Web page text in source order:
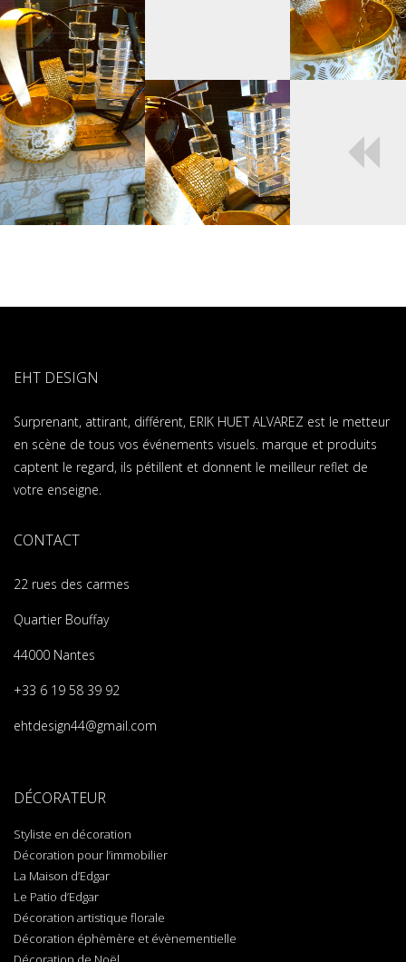
EHT DESIGN
Surprenant, attirant, différent, ERIK HUET ALVAREZ est le metteur
en scène de tous vos événements visuels. marque et produits
captent le regard, ils pétillent et donnent le meilleur reflet de
votre enseigne.
CONTACT
22 rues des carmes
Quartier Bouffay
44000 Nantes
+33 6 19 58 39 92
ehtdesign44@gmail.com
DÉCORATEUR
Styliste en décoration
Décoration pour l’immobilier
La Maison d’Edgar
Le Patio d’Edgar
Décoration artistique florale
Décoration éphèmère et évènementielle